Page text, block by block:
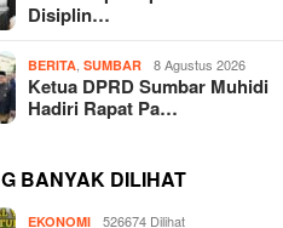
Disiplin…
BERITA ,SUMBAR 8 Agustus 2026
Ketua DPRD Sumbar Muhidi
Hadiri Rapat Pa…
BANYAK DILIHAT
EKONOMI 526674 Dilihat